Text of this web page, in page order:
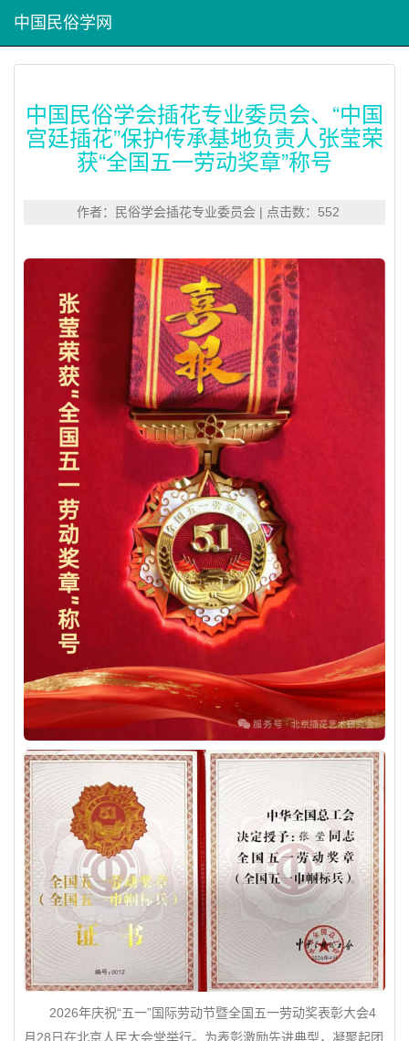
中国民俗学网
中国民俗学会插花专业委员会、“中国
宫廷插花”保护传承基地负责人张莹荣
获“全国五一劳动奖章”称号
作者：民俗学会插花专业委员会 | 点击数：552
2026年庆祝“五一”国际劳动节暨全国五一劳动奖表彰大会4
月28日在北京人民大会堂举行。为表彰激励先进典型，凝聚起团